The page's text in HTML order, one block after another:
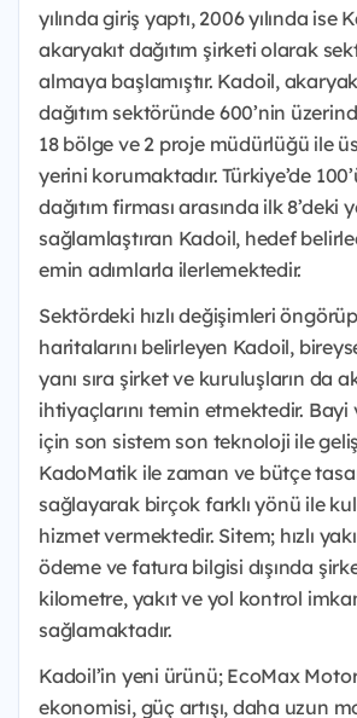
yılında giriş yaptı, 2006 yılında ise
akaryakıt dağıtım şirketi olarak
almaya başlamıştır. Kadoil,
dağıtım sektöründe 600’nin
18 bölge ve 2 proje müdürlüğü ile
yerini korumaktadır. Türkiye’de
dağıtım firması arasında ilk 8’deki
sağlamlaştıran Kadoil, hedef
emin adımlarla ilerlemektedir.
Sektördeki hızlı değişimleri
haritalarını belirleyen Kadoil,
yanı sıra şirket ve kuruluşların da
ihtiyaçlarını temin etmektedir.
için son sistem son teknoloji ile
KadoMatik ile zaman ve bütçe
sağlayarak birçok farklı yönü ile
hizmet vermektedir. Sitem; hızlı
ödeme ve fatura bilgisi dışında
kilometre, yakıt ve yol kontrol
sağlamaktadır.
Kadoil’in yeni ürünü; EcoMax
ekonomisi, güç artışı, daha uzun